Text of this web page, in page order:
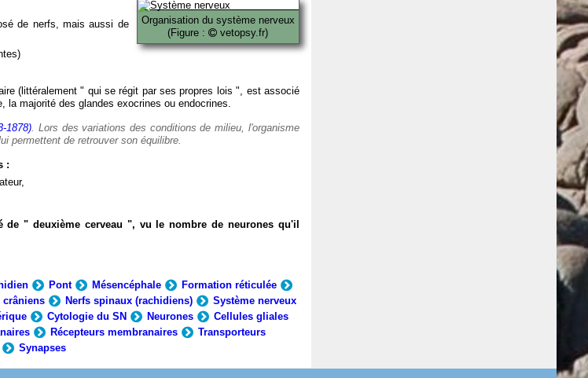
Organisation du système nerveux
(Figure :
vetopsy.fr)
de nerfs, mais aussi de
(littéralement " qui se régit par ses propres lois ", est associé
majorité des glandes exocrines ou endocrines.
1878). Lors des variations des conditions de milieu, l'organisme
permettent de retrouver son équilibre.
:
de " deuxième cerveau ", vu le nombre de neurones qu'il
Pont Mésencéphale
Formation réticulée
crâniens Nerfs spinaux (rachidiens)
Système nerveux
Cytologie du SN Neurones
Cellules gliales
Récepteurs membranaires
Transporteurs
Synapses